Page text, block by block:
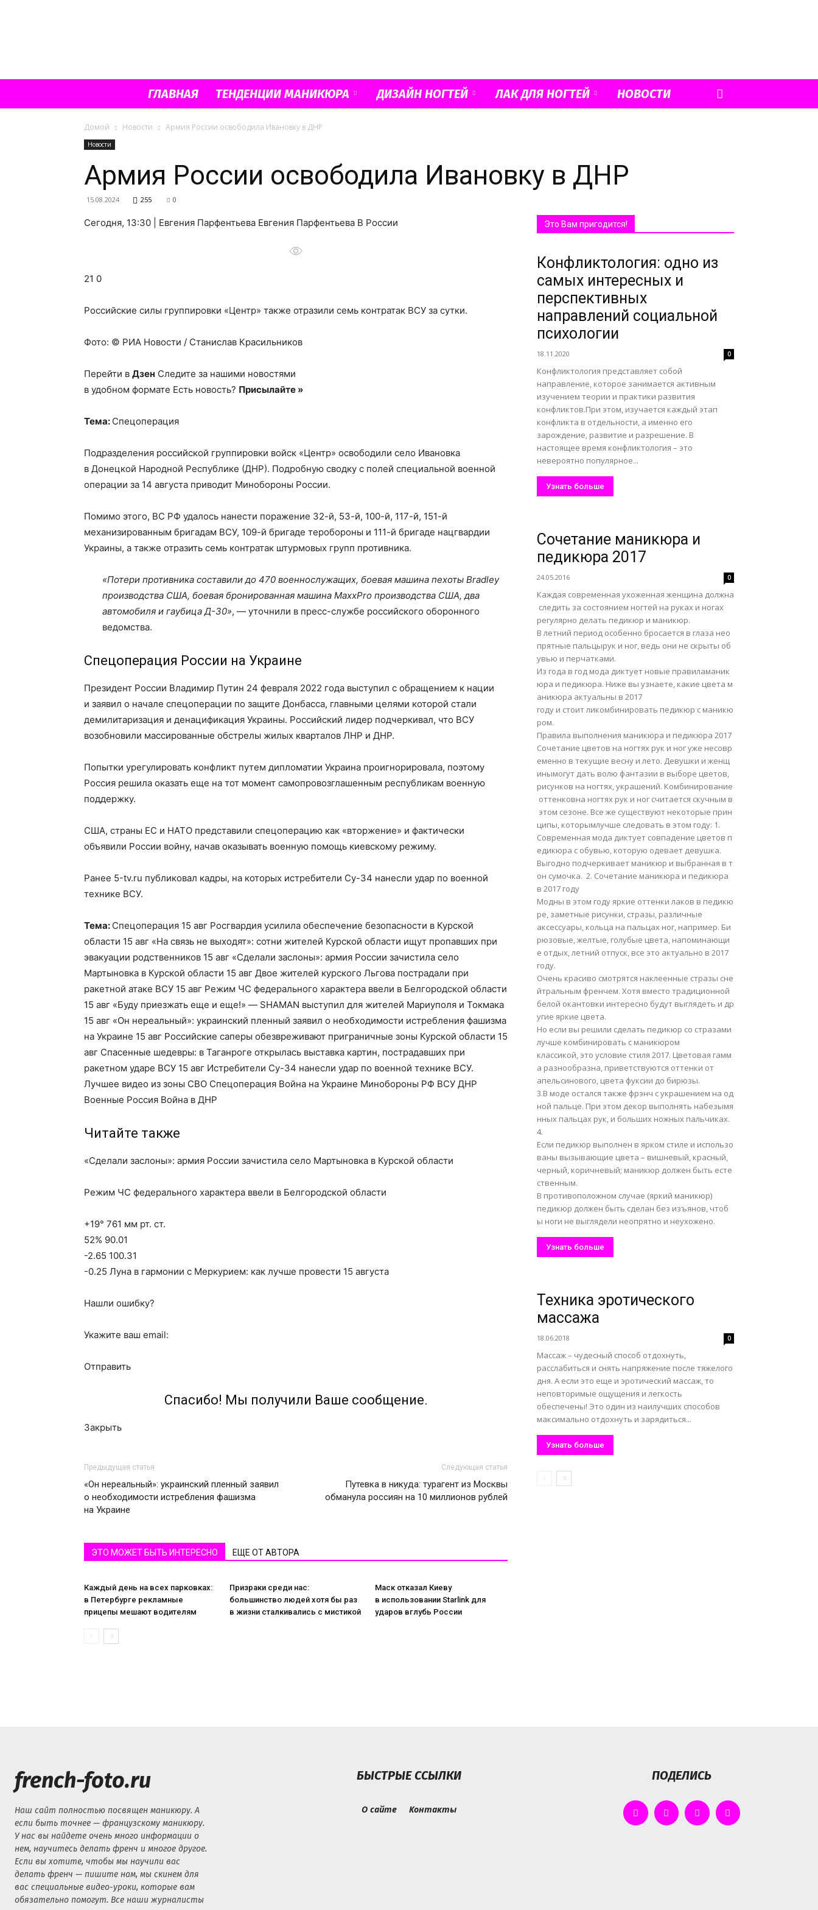
Французский
все
нем
ГЛАВНАЯ ТЕНДЕНЦИИ МАНИКЮРА ДИЗАЙН НОГТЕЙ ЛАК ДЛЯ НОГТЕЙ НОВОСТИ
Домой Новости Армия России освободила Ивановку в ДНР
Новости
Армия России освободила Ивановку в ДНР
15.08.2024 255 0
Сегодня, 13:30 | Евгения Парфентьева Евгения Парфентьева В России
21 0
Российские силы группировки «Центр» также отразили семь контратак ВСУ за сутки.
Фото: © РИА Новости / Станислав Красильников
Перейти в Дзен Следите за нашими новостями
в удобном формате Есть новость? Присылайте »
Тема: Спецоперация
Подразделения российской группировки войск «Центр» освободили село Ивановка
в Донецкой Народной Республике (ДНР). Подробную сводку с полей специальной военной
операции за 14 августа приводит Минобороны России.
Помимо этого, ВС РФ удалось нанести поражение 32-й, 53-й, 100-й, 117-й, 151-й
механизированным бригадам ВСУ, 109-й бригаде теробороны и 111-й бригаде нацгвардии
Украины, а также отразить семь контратак штурмовых групп противника.
«Потери противника составили до 470 военнослужащих, боевая машина пехоты Bradley
производства США, боевая бронированная машина MaxxPro производства США, два
автомобиля и гаубица Д-30», — уточнили в пресс-службе российского оборонного
ведомства.
Спецоперация России на Украине
Президент России Владимир Путин 24 февраля 2022 года выступил с обращением к нации
и заявил о начале спецоперации по защите Донбасса, главными целями которой стали
демилитаризация и денацификация Украины. Российский лидер подчеркивал, что ВСУ
возобновили массированные обстрелы жилых кварталов ЛНР и ДНР.
Попытки урегулировать конфликт путем дипломатии Украина проигнорировала, поэтому
Россия решила оказать еще на тот момент самопровозглашенным республикам военную
поддержку.
США, страны ЕС и НАТО представили спецоперацию как «вторжение» и фактически
объявили России войну, начав оказывать военную помощь киевскому режиму.
Ранее 5-tv.ru публиковал кадры, на которых истребители Су-34 нанесли удар по военной
технике ВСУ.
Тема: Спецоперация 15 авг Росгвардия усилила обеспечение безопасности в Курской
области 15 авг «На связь не выходят»: сотни жителей Курской области ищут пропавших при
эвакуации родственников 15 авг «Сделали заслоны»: армия России зачистила село
Мартыновка в Курской области 15 авг Двое жителей курского Льгова пострадали при
ракетной атаке ВСУ 15 авг Режим ЧС федерального характера ввели в Белгородской области
15 авг «Буду приезжать еще и еще!» — SHAMAN выступил для жителей Мариуполя и Токмака
15 авг «Он нереальный»: украинский пленный заявил о необходимости истребления фашизма
на Украине 15 авг Российские саперы обезвреживают приграничные зоны Курской области 15
авг Спасенные шедевры: в Таганроге открылась выставка картин, пострадавших при
ракетном ударе ВСУ 15 авг Истребители Су-34 нанесли удар по военной технике ВСУ.
Лучшее видео из зоны СВО Спецоперация Война на Украине Минобороны РФ ВСУ ДНР
Военные Россия Война в ДНР
Читайте также
«Сделали заслоны»: армия России зачистила село Мартыновка в Курской области
Режим ЧС федерального характера ввели в Белгородской области
+19° 761 мм рт. ст.
52% 90.01
-2.65 100.31
-0.25 Луна в гармонии с Меркурием: как лучше провести 15 августа
Нашли ошибку?
Укажите ваш email:
Отправить
Спасибо! Мы получили Ваше сообщение.
Закрыть
Предыдущая статья
«Он нереальный»: украинский пленный заявил
о необходимости истребления фашизма
на Украине
Следующая статья
Путевка в никуда: турагент из Москвы
обманула россиян на 10 миллионов рублей
ЭТО МОЖЕТ БЫТЬ ИНТЕРЕСНО ЕЩЕ ОТ АВТОРА
Каждый день на всех парковках:
в Петербурге рекламные
прицепы мешают водителям
Призраки среди нас:
большинство людей хотя бы раз
в жизни сталкивались с мистикой
Маск отказал Киеву
в использовании Starlink для
ударов вглубь России
Это Вам пригодится!
Конфликтология: одно из
самых интересных и
перспективных
направлений социальной
психологии
18.11.2020 0
Конфликтология представляет собой
направление, которое занимается активным
изучением теории и практики развития
конфликтов.При этом, изучается каждый этап
конфликта в отдельности, а именно его
зарождение, развитие и разрешение. В
настоящее время конфликтология – это
невероятно популярное...
Узнать больше
Сочетание маникюра и
педикюра 2017
24.05.2016 0
Каждая современная ухоженная женщина должна
следить за состоянием ногтей на руках и ногах
регулярно делать педикюр и маникюр.
В летний период особенно бросается в глаза нео
прятные пальцырук и ног, ведь они не скрыты об
увью и перчатками.
Из года в год мода диктует новые правиламаник
юра и педикюра. Ниже вы узнаете, какие цвета м
аникюра актуальны в 2017
году и стоит ликомбинировать педикюр с маникю
ром.
Правила выполнения маникюра и педикюра 2017
Сочетание цветов на ногтях рук и ног уже несовр
еменно в текущие весну и лето. Девушки и женщ
инымогут дать волю фантазии в выборе цветов,
рисунков на ногтях, украшений. Комбинирование
оттенковна ногтях рук и ног считается скучным в
этом сезоне. Все же существуют некоторые прин
ципы, которымлучше следовать в этом году: 1.
Современная мода диктует совпадение цветов п
едикюра с обувью, которую одевает девушка.
Выгодно подчеркивает маникюр и выбранная в т
он сумочка. 2. Сочетание маникюра и педикюра
в 2017 году
Модны в этом году яркие оттенки лаков в педикю
ре, заметные рисунки, стразы, различные
аксессуары, кольца на пальцах ног, например. Би
рюзовые, желтые, голубые цвета, напоминающи
е отдых, летний отпуск, все это актуально в 2017
году.
Очень красиво смотрятся наклеенные стразы сне
йтральным френчем. Хотя вместо традиционной
белой окантовки интересно будут выглядеть и др
угие яркие цвета.
Но если вы решили сделать педикюр со стразами
лучше комбинировать с маникюром
классикой, это условие стиля 2017. Цветовая гамм
а разнообразна, приветствуются оттенки от
апельсинового, цвета фуксии до бирюзы.
3.В моде остался также фрэнч с украшением на од
ной пальце. При этом декор выполнять набезымя
нных пальцах рук, и больших ножных пальчиках.
4.
Если педикюр выполнен в ярком стиле и использо
ваны вызывающие цвета – вишневый, красный,
черный, коричневый; маникюр должен быть есте
ственным.
В противоположном случае (яркий маникюр)
педикюр должен быть сделан без изъянов, чтоб
ы ноги не выглядели неопрятно и неухожено.
Узнать больше
Техника эротического
массажа
18.06.2018 0
Массаж – чудесный способ отдохнуть,
расслабиться и снять напряжение после тяжелого
дня. А если это еще и эротический массаж, то
неповторимые ощущения и легкость
обеспечены! Это один из наилучших способов
максимально отдохнуть и зарядиться...
Узнать больше
french-foto.ru
Наш сайт полностью посвящен маникюру. А
если быть точнее — французскому маникюру.
У нас вы найдете очень много информации о
нем, научитесь делать френч и многое другое.
Если вы хотите, чтобы мы научили вас
делать френч — пишите нам, мы скинем для
вас специальные видео-уроки, которые вам
обязательно помогут. Все наши журналисты
БЫСТРЫЕ ССЫЛКИ
О сайте Контакты
ПОДЕЛИСЬ